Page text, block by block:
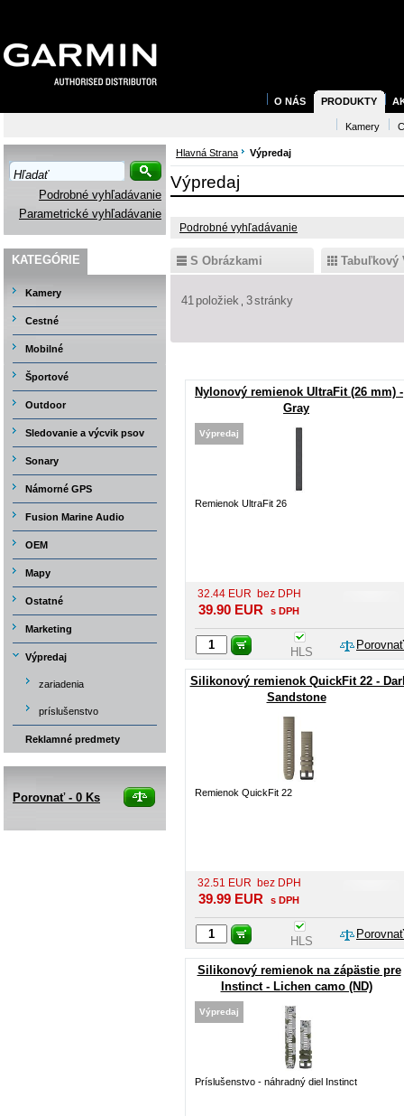
Hlavná Strana Výpredaj
Výpredaj
Podrobné vyhľadávanie
S Obrázkami Tabuľkový
41 položiek 3stránky
Nylonový remienok UltraFit (26 mm) -
Gray
Remienok UltraFit 26
32.44 EUR bez DPH
39.90 EUR s DPH
Porovnať
HLS
Výpredaj
Silikonový remienok QuickFit 22 -
Sandstone
Remienok QuickFit 22
32.51 EUR bez DPH
39.99 EUR s DPH
Porovnať
HLS
Silikonový remienok na zápästie pre
Instinct - Lichen camo (ND)
Príslušenstvo - náhradný diel Instinct
Výpredaj
Podrobné vyhľadávanie
Parametrické vyhľadávanie
KATEGÓRIE
Kamery
Cestné
Mobilné
Športové
Outdoor
Sledovanie a výcvik psov
Sonary
Námorné GPS
Fusion Marine Audio
OEM
Mapy
Ostatné
Marketing
Výpredaj
zariadenia
príslušenstvo
Reklamné predmety
Porovnať - 0 Ks
O NÁS PRODUKTY
Kamery